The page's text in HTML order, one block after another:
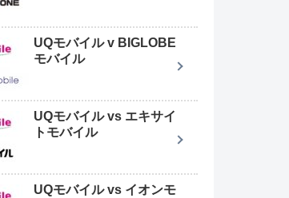
UQモバイル v BIGLOBE
モバイル
UQモバイル vs エキサイ
トモバイル
UQモバイル vs イオンモ